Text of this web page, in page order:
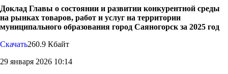
Доклад Главы о состоянии и развитии конкурентной среды
на рынках товаров, работ и услуг на территории
муниципального образования город Саяногорск за 2025 год
Скачать260.9 Кбайт
29 января 2026 10:14